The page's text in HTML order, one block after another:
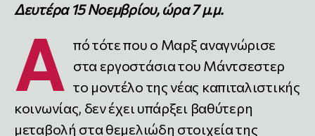
Δευτέρα 15 Νοεμβρίου, ώρα 7 μ.μ.
Α πό τότε που ο Μαρξ αναγνώρισε
στα εργοστάσια του Μάντσεστερ
το μοντέλο της νέας καπιταλιστικής
κοινωνίας, δεν έχει υπάρξει βαθύτερη
μεταβολή στα θεμελιώδη στοιχεία της